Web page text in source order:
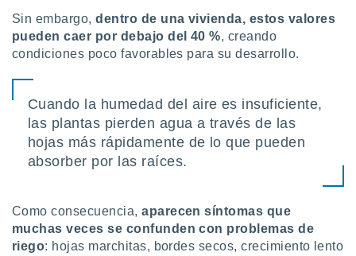
aunque
no
acceder a
web a
Sin embargo,dentro de una vivienda, estos valores
pueden caer por debajo del 40 %, creando
condiciones poco favorables para su desarrollo.
Cuando la humedad del aire es insuficiente,
las plantas pierden agua a través de las
hojas más rápidamente de lo que pueden
absorber por las raíces.
Como consecuencia, aparecen síntomas que
muchas veces se confunden con problemas de
riego: hojas marchitas, bordes secos, crecimiento lento